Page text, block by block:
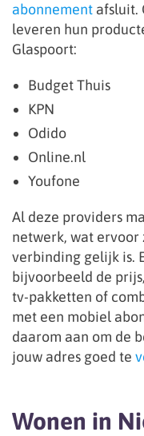
abonnement afsluit.
leveren hun
Glaspoort:
Budget Thuis
KPN
Odido
Online.nl
Youfone
Al deze providers
netwerk, wat
verbinding gelijk is.
bijvoorbeeld de
tv-pakketten of
met een mobiel
daarom aan om de
jouw adres goed te
Wonen in